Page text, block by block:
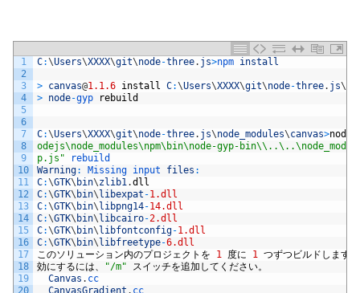
1
2
3
4
5
6
7
8
9
10
11
12
13
14
15
16
17
18
19
C:\Users\XXXX\git\node-three. js>npm install
> canvas@1.1.6 install C:\Users\XXXX\git\node-three. js\
> node-gyp rebuild
C:\Users\XXXX\git\node-three. js\node_modules\canvas>node
odejs\node_modules\npm\bin\node-gyp-
p.js"
rebuild
Warning: Missing input files :
C:\GTK\ bin\zlib1.dll
C:\GTK\ bin\ libexpat -1.dll
C:\GTK\ bin\ libpng14-14.dll
C:\GTK\ bin\ libcairo-2.dll
C:\GTK\ bin\ libfontconfig-1.dll
C:\GTK\ bin\ libfreetype-6.dll
このソリューション内のプロジェクトを
1 度に 1 つずつビルドします
効にするには、
"/m"
スイッチを追加してください。
Canvas . cc